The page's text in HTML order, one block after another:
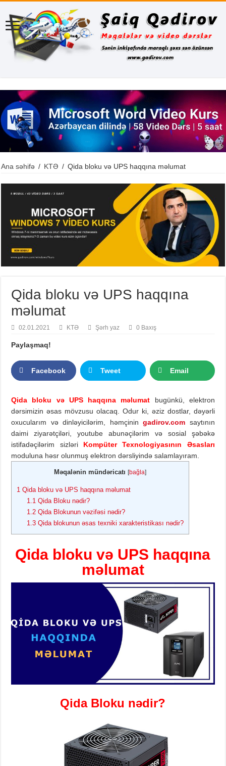
Ana səhifə / KTƏ / Qida bloku və UPS haqqına məlumat
Qida bloku və UPS haqqına
məlumat
02.01.2021 KTƏ Şərh yaz 0 Baxış
Paylaşmaq!
Facebook Tweet Email
Qida bloku və UPS haqqına məlumat bugünkü, elektron
dərsimizin əsas mövzusu olacaq. Odur ki, əziz dostlar, dəyərli
oxucularım və dinləyicilərim, həmçiningadirov.com saytının
daimi ziyarətçiləri, youtube abunəçilərim və sosial şəbəkə
istifadəçilərim sizləri Kompüter Texnologiyasının Əsasları
moduluna həsr olunmuş elektron dərsliyində salamlayıram.
Məqalənin mündəricatı [bağla]
1 Qida bloku və UPS haqqına məlumat
1.1 Qida Bloku nədir?
1.2 Qida Blokunun vəzifəsi nədir?
1.3 Qida blokunun əsas texniki xarakteristikası nədir?
Qida bloku və UPS haqqına
məlumat
Qida Bloku nədir?